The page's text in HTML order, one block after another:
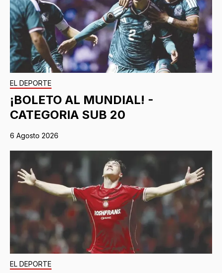
EL DEPORTE
¡BOLETO AL MUNDIAL! -
CATEGORIA SUB 20
6 Agosto 2026
EL DEPORTE